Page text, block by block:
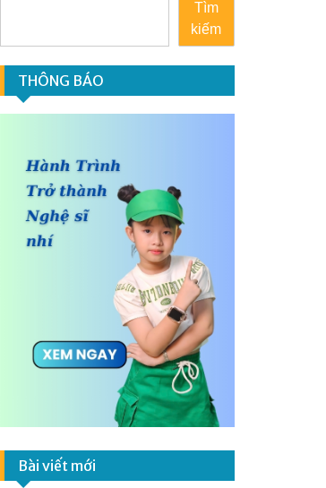
Tìm
kiếm
THÔNG BÁO
Bài viết mới